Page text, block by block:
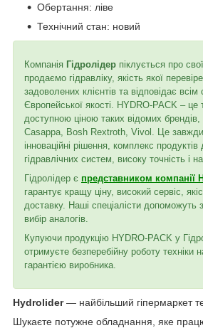
Обертання: ліве
Технічний стан: новий
Компанія Гідролідер піклується про
продаємо гідравліку, якість якої
задоволених клієнтів та відповідає
Європейської якості. HYDRO-PACK – це
доступною ціною таких відомих брендів,
Casappa, Bosh Rextroth, Vivol. Це завжди
інноваційні рішення, комплекс
гідравлічних систем, високу точність і
Гідролідер є представником компанії
гарантує кращу ціну, високий сервіс,
доставку. Наші спеціалісти допоможуть
вибір аналогів.
Купуючи продукцію HYDRO-PACK у
отримуєте безперебійну роботу техніки
гарантією виробника.
Hydrolider— найбільший гіпермаркет
Шукаєте потужне обладнання, яке